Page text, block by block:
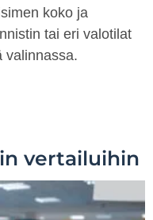
koko ja
tai eri valotilat
valinnassa.
vertailuihin